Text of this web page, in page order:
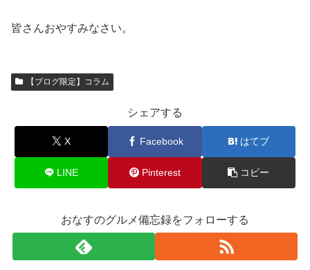
皆さんおやすみなさい。
【ブログ限定】コラム
シェアする
X Facebook はてブ
LINE Pinterest コピー
おなすのグルメ備忘録をフォローする